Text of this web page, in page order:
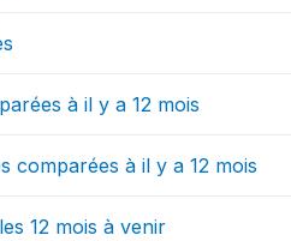
à il y a 12 mois
comparées à il y a 12 mois
12 mois à venir